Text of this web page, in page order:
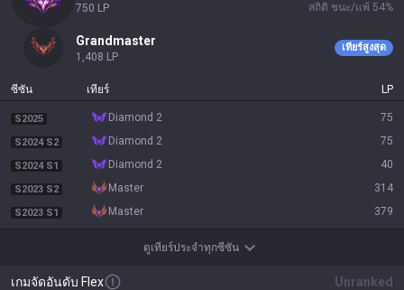
750 LP
สถิติ ชนะ/แพ้ 54%
grandmaster
1,408 LP
เทียร์สูงสุด
ซีซัน เทียร์ LP
S2025 diamond 2 75
S2024 S2 diamond 2 75
S2024 S1 diamond 2 40
S2023 S2 master 314
S2023 S1 master 379
ดูเทียร์ประจำทุกซีซัน
เกมจัดอันดับ Flex Unranked